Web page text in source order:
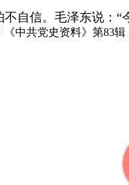
信。毛泽东说：“
中共党史资料》第83